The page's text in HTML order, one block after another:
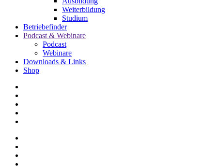
Weiterbildung
Studium
Betriebefinder
Podcast & Webinare
Podcast
Webinare
Downloads & Links
Shop